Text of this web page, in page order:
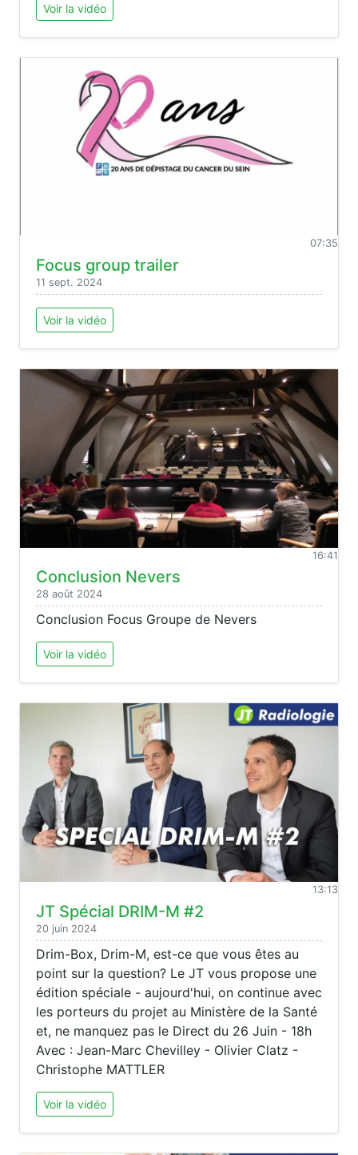
Voir la vidéo
07:35
Focus group trailer
11 sept. 2024
Voir la vidéo
16:41
Conclusion Nevers
28 août 2024
Conclusion Focus Groupe de Nevers
Voir la vidéo
13:13
JT Spécial DRIM-M #2
20 juin 2024
Drim-Box, Drim-M, est-ce que vous êtes au
point sur la question? Le JT vous propose une
édition spéciale - aujourd'hui, on continue avec
les porteurs du projet au Ministère de la Santé
et, ne manquez pas le Direct du 26 Juin - 18h
Avec : Jean-Marc Chevilley - Olivier Clatz -
Christophe MATTLER
Voir la vidéo